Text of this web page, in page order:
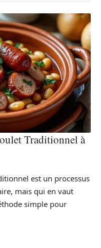
Traditionnel à
est un processus
mais qui en vaut
simple pour